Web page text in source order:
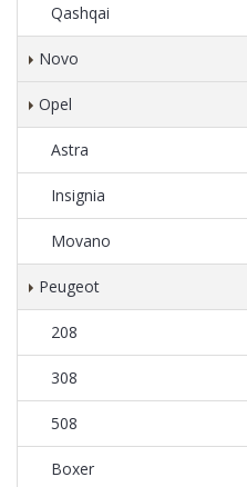
Qashqai
Novo
Opel
Astra
Insignia
Movano
Peugeot
208
308
508
Boxer